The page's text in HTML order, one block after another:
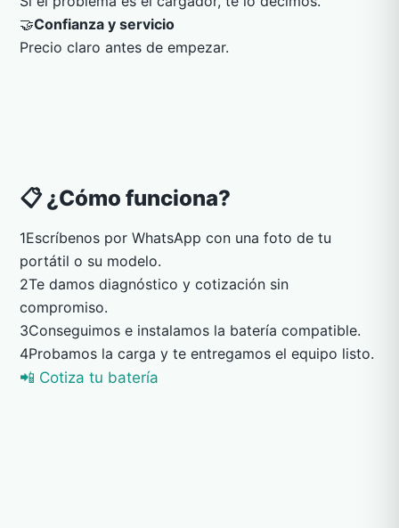
🤝Confianza y servicio
Precio claro antes de empezar.
📋 ¿Cómo funciona?
1Escríbenos por WhatsApp con una foto de tu
portátil o su modelo.
2Te damos diagnóstico y cotización sin
compromiso.
3Conseguimos e instalamos la batería compatible.
4Probamos la carga y te entregamos el equipo listo.
📲 Cotiza tu batería